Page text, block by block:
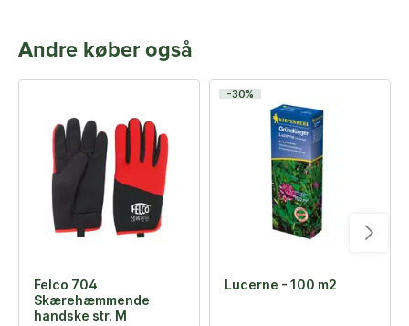
Andre køber også
Felco 704
Skærehæmmende
handske str. M
-30%
Lucerne - 100 m2